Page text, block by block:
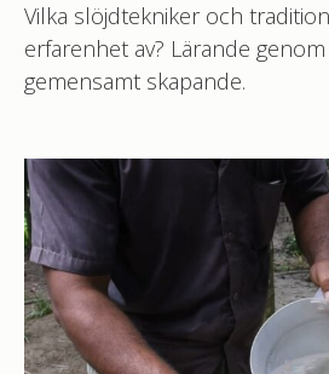
Vilka slöjdtekniker och
erfarenhet av? Lärande
gemensamt skapande.